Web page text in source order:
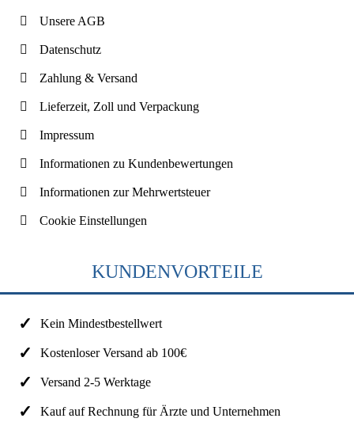
Unsere AGB
Datenschutz
Zahlung & Versand
Lieferzeit, Zoll und Verpackung
Impressum
Informationen zu Kundenbewertungen
Informationen zur Mehrwertsteuer
Cookie Einstellungen
KUNDENVORTEILE
Kein Mindestbestellwert
Kostenloser Versand ab 100€
Versand 2-5 Werktage
Kauf auf Rechnung für Ärzte und Unternehmen